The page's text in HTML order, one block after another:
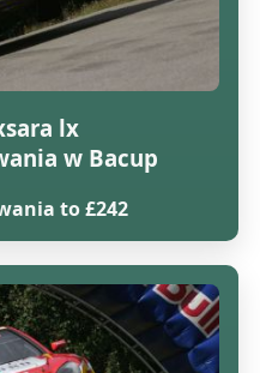
lx
w Bacup
to £242